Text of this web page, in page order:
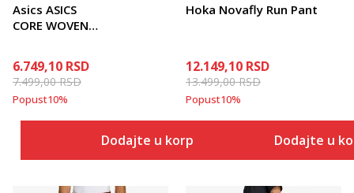
Asics ASICS
CORE WOVEN
6.749,10 RSD
7.499,00RSD
Popust10%
Dodajte u korpu
Hoka Novafly Run Pant
12.149,10 RSD
13.499,00RSD
Popust10%
Dodajte u